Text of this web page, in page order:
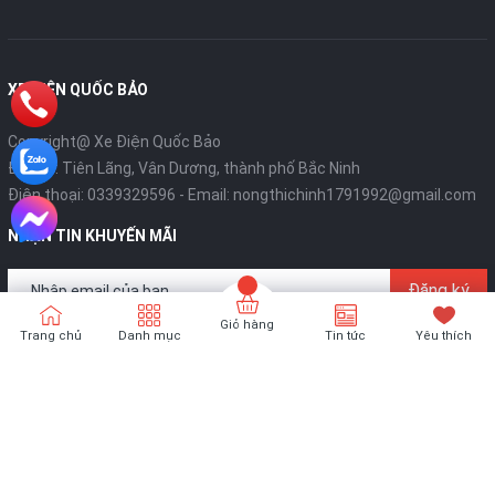
XE ĐIỆN QUỐC BẢO
Copyright@ Xe Điện Quốc Bảo
Địa chỉ: Tiên Lãng, Vân Dương, thành phố Bắc Ninh
Điện thoại: 0339329596 - Email: nongthichinh1791992@gmail.com
NHẬN TIN KHUYẾN MÃI
Đăng ký
Trang chủ Danh mục
Giỏ hàng
Tin tức Yêu thích